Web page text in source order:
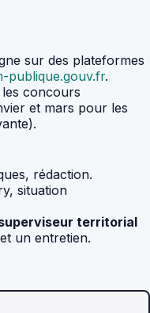
sur des plateformes
publique.gouv.fr.
les concours
et mars pour les
rédaction.
situation
territorial
un entretien.